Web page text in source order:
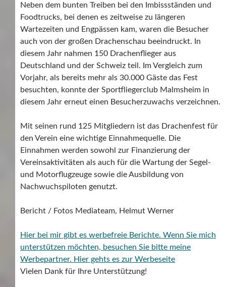
Neben dem bunten Treiben bei den Imbissständen und
Foodtrucks, bei denen es zeitweise zu längeren
Wartezeiten und Engpässen kam, waren die Besucher
auch von der großen Drachenschau beeindruckt. In
diesem Jahr nahmen 150 Drachenflieger aus
Deutschland und der Schweiz teil. Im Vergleich zum
Vorjahr, als bereits mehr als 30.000 Gäste das Fest
besuchten, konnte der Sportfliegerclub Malmsheim in
diesem Jahr erneut einen Besucherzuwachs verzeichnen.
Mit seinen rund 125 Mitgliedern ist das Drachenfest für
den Verein eine wichtige Einnahmequelle. Die
Einnahmen werden sowohl zur Finanzierung der
Vereinsaktivitäten als auch für die Wartung der Segel-
und Motorflugzeuge sowie die Ausbildung von
Nachwuchspiloten genutzt.
Bericht / Fotos Mediateam, Helmut Werner
Hier bei mir gibt es werbefreie Berichte. Wenn Sie mich
unterstützen möchten, besuchen Sie bitte meine
Werbepartner. Hier gehts es zur Werbeseite
Vielen Dank für Ihre Unterstützung!